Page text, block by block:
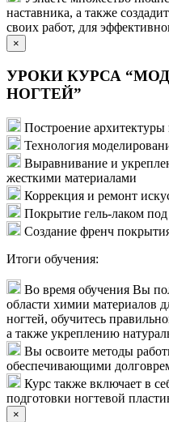
наставника, а также
своих работ, для
×
УРОКИ КУРСА
НОГТЕЙ”
Построение архитектуры
Технология
Выравнивание и
жесткими материалами
Коррекция и ремонт
Покрытие гель-лаком
Создание френч
Итоги обучения:
Во время обучения Вы
области химии материалов
ногтей, обучитесь
а также укреплению
Вы освоите методы
обеспечивающими
Курс также включает в
подготовки ногтевой
×